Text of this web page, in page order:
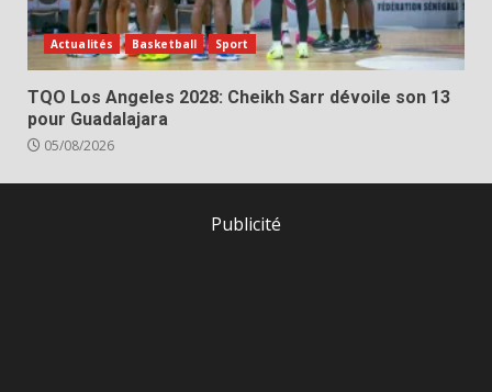
Actualités Basketball Sport
TQO Los Angeles 2028: Cheikh Sarr dévoile son 13
pour Guadalajara
05/08/2026
Publicité